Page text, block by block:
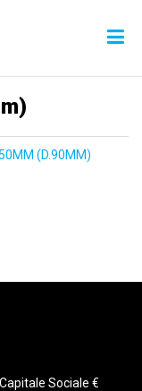
(D.90MM)
Sociale €